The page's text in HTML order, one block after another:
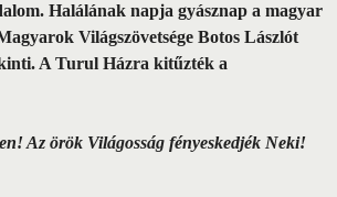
Halálának napja gyásznap a magyar
Világszövetsége Botos Lászlót
A Turul Házra kitűzték a
Az örök Világosság fényeskedjék Neki!